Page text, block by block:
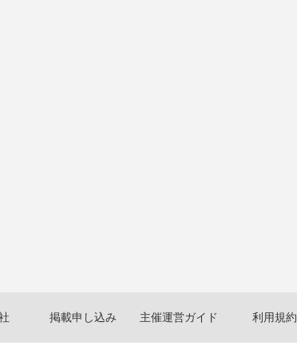
掲載申し込み 主催運営ガイド 利用規約